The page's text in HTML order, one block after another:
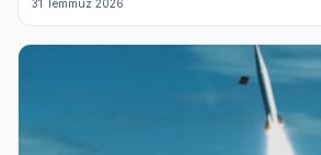
31 Temmuz 2026